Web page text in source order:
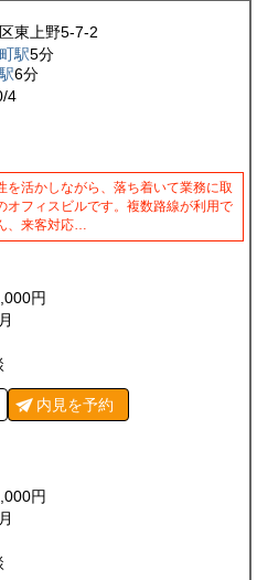
東上野5-7-2
駅5分
6分
4
活かしながら、落ち着いて業務に取
オフィスビルです。複数路線が利用で
、来客対応…
円
内見を予約
円